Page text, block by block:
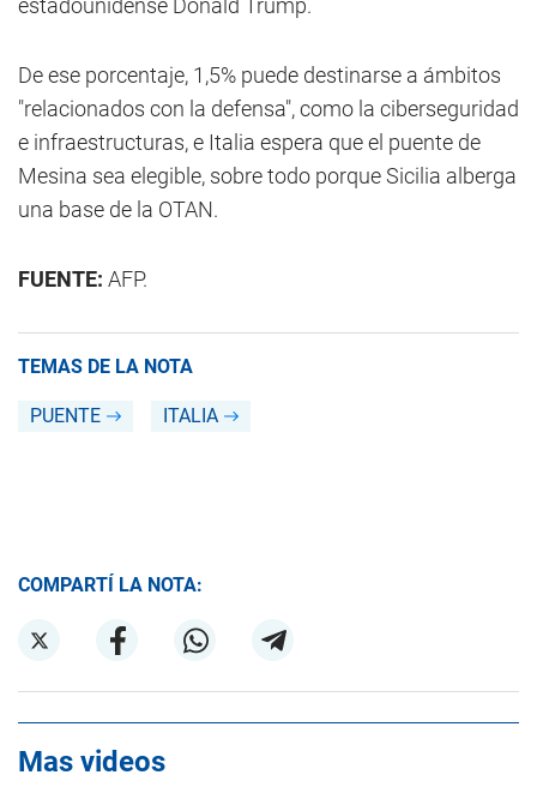
estadounidense Donald Trump.
De ese porcentaje, 1,5% puede destinarse a ámbitos
"relacionados con la defensa", como la ciberseguridad
e infraestructuras, e Italia espera que el puente de
Mesina sea elegible, sobre todo porque Sicilia alberga
una base de la OTAN.
FUENTE: AFP.
TEMAS DE LA NOTA
PUENTE ITALIA
COMPARTÍ LA NOTA:
Mas videos